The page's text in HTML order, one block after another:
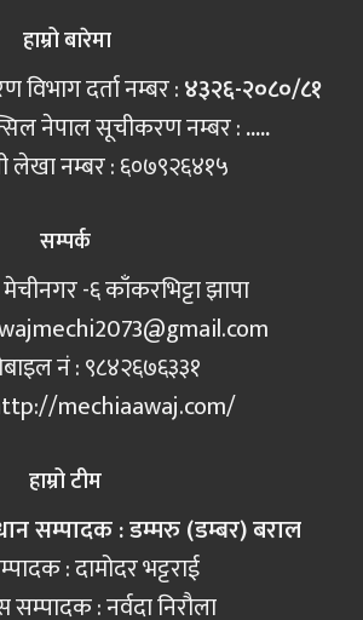
हाम्रो बारेमा
विभाग दर्ता नम्बर :४३२६-२०८०/८१
नेपाल सूचीकरण नम्बर :.....
लेखा नम्बर : ६०७९२६४१५
सम्पर्क
-६ काँकरभिट्टा झापा
नं‍ : ९८४२६७६३३१
mechiaawaj.com/
हाम्रो टीम
सम्पादक : डम्मरु (डम्बर) बराल
: दामोदर भट्टराई
: नर्वदा निरौला